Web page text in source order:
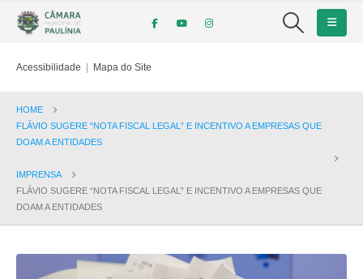
Acessibilidade | Mapa do Site
HOME
FLÁVIO SUGERE “NOTA FISCAL LEGAL” E INCENTIVO A EMPRESAS QUE
DOAM A ENTIDADES
IMPRENSA
FLÁVIO SUGERE “NOTA FISCAL LEGAL” E INCENTIVO A EMPRESAS QUE
DOAM A ENTIDADES